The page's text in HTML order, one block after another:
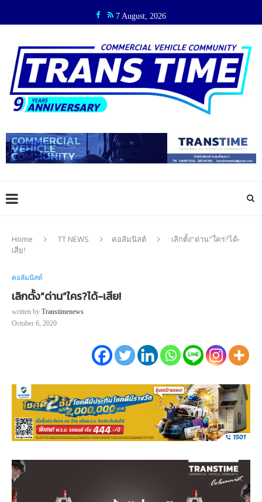
7 August, 2026
Home TT NEWS คอลัมนิสต์
เลิกตั้ง“ด่าน”ใคร?ได้-
เสีย!
คอลัมนิสต์
เลิกตั้ง“ด่าน”ใคร?ได้-เสีย!
written by Transtimenews
October 6, 2020